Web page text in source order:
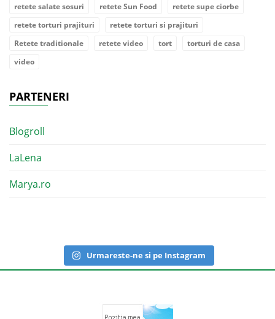
retete salate sosuri
retete Sun Food
retete supe ciorbe
retete torturi prajituri
retete torturi si prajituri
Retete traditionale
retete video tort
torturi de casa
video
PARTENERI
Blogroll
LaLena
Marya.ro
Urmareste-ne si pe Instagram